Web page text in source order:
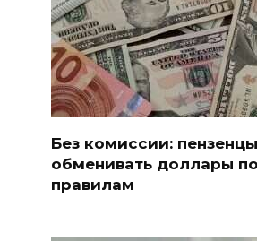
Без комиссии:
обменивать доллары
правилам